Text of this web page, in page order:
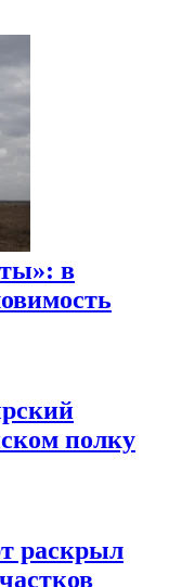
в
полку
раскрыл